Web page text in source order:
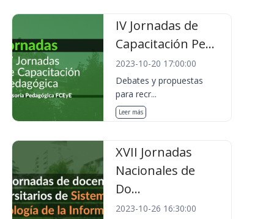
IV Jornadas de
Capacitación Pe...
2023-10-20 17:00:00
Debates y propuestas
para recr...
Leer más
XVII Jornadas
Nacionales de
Do...
2023-10-26 16:30:00